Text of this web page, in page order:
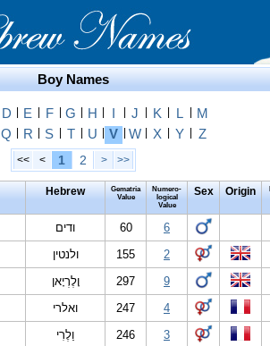
Boy Names
D E F G H I J K L
M
Q R S T U V W X Y Z
<< < 1 2 > >>
Hebrew
Gematria
Value
Numero-
logical
Value
Sex Origin
ודים 60
6
ולנטין 155
2
וָלֶרְיָאן 297
9
ואלרי 247
4
וַלֶרִי 246
3